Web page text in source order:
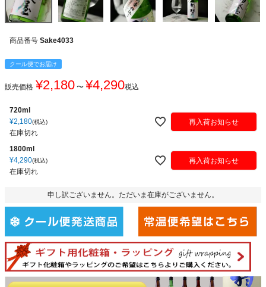
商品番号 Sake4033
クール便でお届け
販売価格 ¥2,180 〜 ¥4,290税込
720ml
¥2,180 税込
在庫切れ
再入荷お知らせ
1800ml
¥4,290 税込
在庫切れ
再入荷お知らせ
申し訳ございません。ただいま在庫がございません。